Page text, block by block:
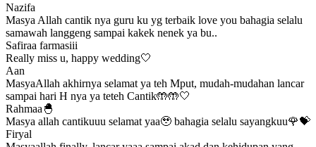
Nazifa
Masya Allah cantik nya guru ku yg terbaik love you bahagia selalu
samawah langgeng sampai kakek nenek ya bu..
Safiraa farmasiii
Really miss u, happy wedding🤍
Aan
MasyaAllah akhirnya selamat ya teh Mput, mudah-mudahan lancar
sampai hari H nya ya teteh Cantik🤲🤲🤍
Rahmaa🐣
Masya allah cantikuuu selamat yaa🥹 bahagia selalu sayangkuu🌹💝
Firyal